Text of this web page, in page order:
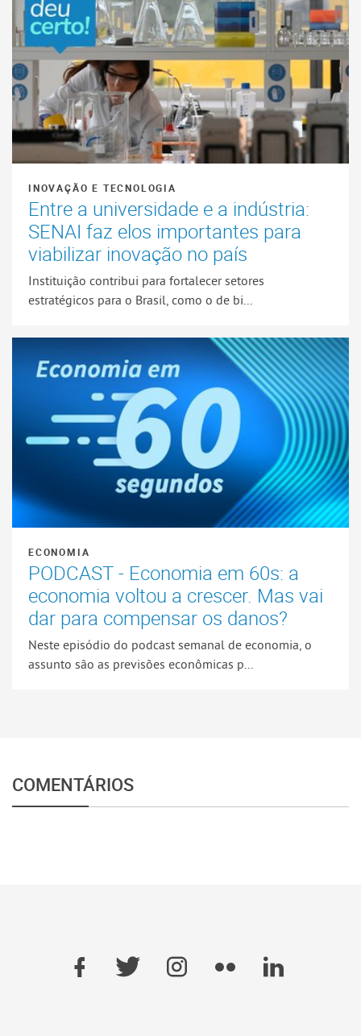
INOVAÇÃO E TECNOLOGIA
Entre a universidade e a indústria:
SENAI faz elos importantes para
viabilizar inovação no país
Instituição contribui para fortalecer setores
estratégicos para o Brasil, como o de bi...
ECONOMIA
PODCAST - Economia em 60s: a
economia voltou a crescer. Mas vai
dar para compensar os danos?
Neste episódio do podcast semanal de economia, o
assunto são as previsões econômicas p...
COMENTÁRIOS